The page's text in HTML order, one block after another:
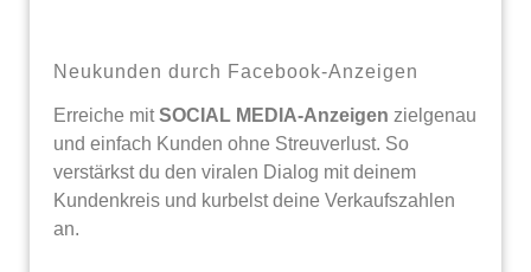
Neukunden durch Facebook-Anzeigen
Erreiche mitSOCIAL MEDIA-Anzeigen zielgenau
und einfach Kunden ohne Streuverlust. So
verstärkst du den viralen Dialog mit deinem
Kundenkreis und kurbelst deine Verkaufszahlen
an.